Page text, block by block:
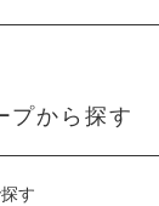
プから探す
す